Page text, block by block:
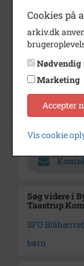
Årstal
Dateringsnote
Fotograf
Se på kort
Søg videre i
Taastrup
SFO
børn
Cookies på
arkiv.dk
Nødvendig
Marketing
Accepter
Vis cookie